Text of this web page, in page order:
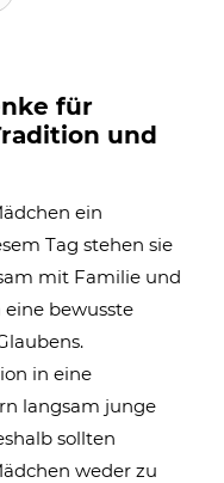
für
und
ein
Tag stehen sie
mit Familie und
bewusste
in eine
langsam junge
sollten
weder zu